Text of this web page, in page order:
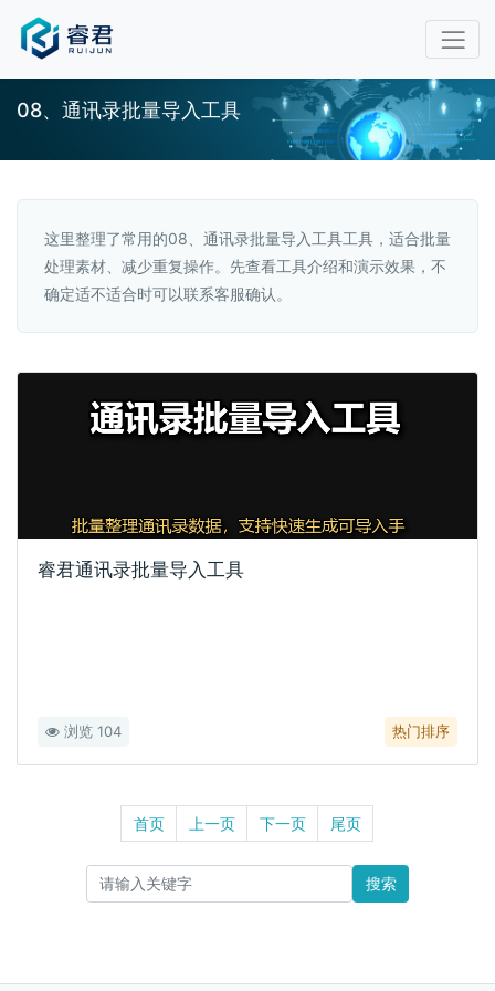
08、通讯录批量导入工具
这里整理了常用的08、通讯录批量导入工具工具，适合批量
处理素材、减少重复操作。先查看工具介绍和演示效果，不
确定适不适合时可以联系客服确认。
睿君通讯录批量导入工具
浏览 104 热门排序
首页 上一页 下一页 尾页
搜索